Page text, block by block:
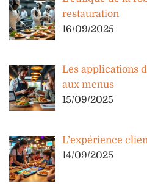
restauration
16/09/2025
Les applications
aux menus
15/09/2025
L’expérience
14/09/2025